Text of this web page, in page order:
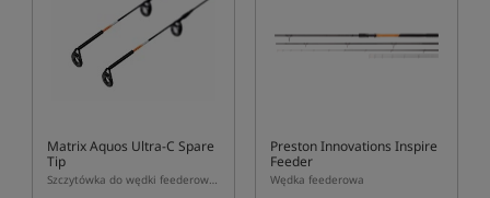
Matrix Aquos Ultra-C Spare
Tip
Szczytówka do wędki feederowej Matrix Aquos Ultra-C
Preston Innovations Inspire
Feeder
Wędka feederowa